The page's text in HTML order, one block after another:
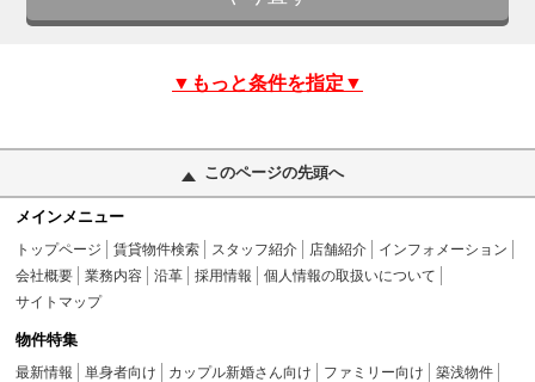
▼もっと条件を指定▼
このページの先頭へ
メインメニュー
トップページ 賃貸物件検索 スタッフ紹介 店舗紹介
インフォメーション
会社概要
業務内容 沿革 採用情報
個人情報の取扱いについて
サイトマップ
物件特集
最新情報 単身者向け カップル新婚さん向け ファミリー向け
築浅物件